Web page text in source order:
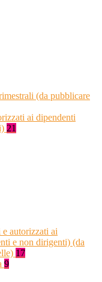
(da pubblicare
ai dipendenti
21
autorizzati ai
e non dirigenti) (da
17
9